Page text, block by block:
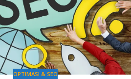
OPTIMASI & SEO